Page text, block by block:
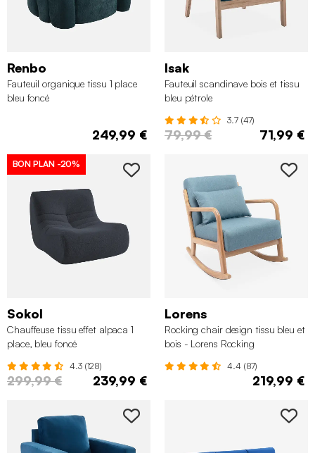
Renbo
Fauteuil organique tissu 1 place
bleu foncé
249,99 €
Isak
Fauteuil scandinave bois et tissu
bleu pétrole
3.7 (47)
79,99 € 71,99 €
BON PLAN -20%
Sokol
Chauffeuse tissu effet alpaca 1
place, bleu foncé
4.3 (128)
299,99 € 239,99 €
Lorens
Rocking chair design tissu bleu et
bois - Lorens Rocking
4.4 (87)
219,99 €